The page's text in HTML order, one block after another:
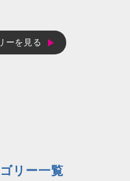
ーを見る
リー一覧